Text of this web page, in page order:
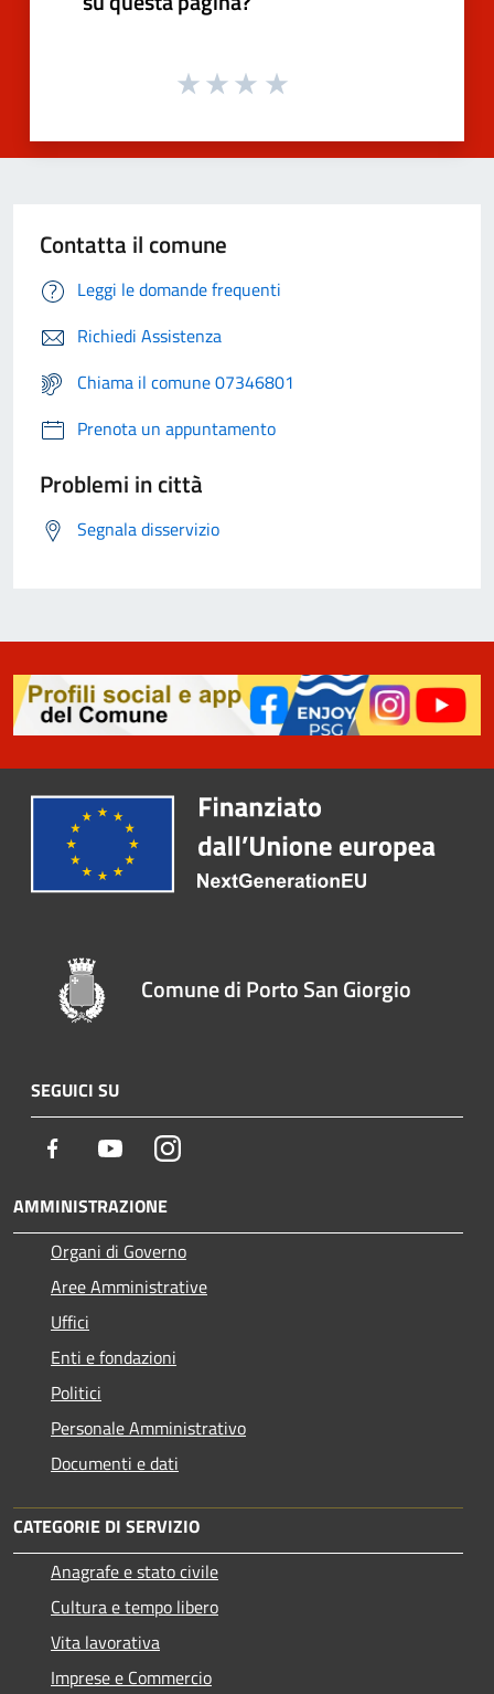
Contatta il comune
Leggi le domande frequenti
Richiedi Assistenza
Chiama il comune 07346801
Prenota un appuntamento
Problemi in città
Segnala disservizio
Comune di Porto San Giorgio
SEGUICI SU
Facebook YoutubeInstagram
AMMINISTRAZIONE
Organi di Governo
Aree Amministrative
Uffici
Enti e fondazioni
Politici
Personale Amministrativo
Documenti e dati
CATEGORIE DI SERVIZIO
Anagrafe e stato civile
Cultura e tempo libero
Vita lavorativa
Imprese e Commercio